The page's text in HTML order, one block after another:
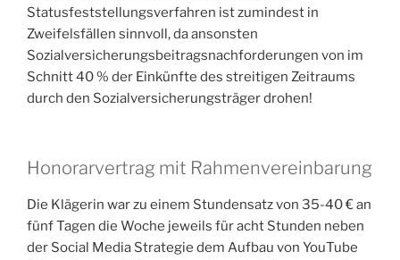
Statusfeststellungsverfahren ist zumindest in
Zweifelsfällen sinnvoll, da ansonsten
Sozialversicherungsbeitragsnachforderungen von im
Schnitt 40 % der Einkünfte des streitigen Zeitraums
durch den Sozialversicherungsträger drohen!
Honorarvertrag mit Rahmenvereinbarung
Die Klägerin war zu einem Stundensatz von 35-40 € an
fünf Tagen die Woche jeweils für acht Stunden neben
der Social Media Strategie dem Aufbau von YouTube